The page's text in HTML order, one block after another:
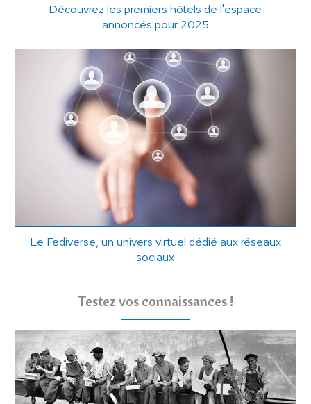
Découvrez les premiers hôtels de l'espace
annoncés pour 2025
Le Fediverse, un univers virtuel dédié aux réseaux
sociaux
Testez vos connaissances !